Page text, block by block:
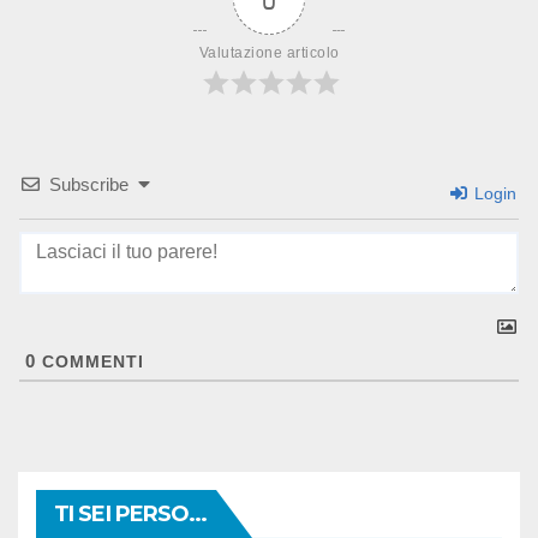
Valutazione articolo
Subscribe Login
0 COMMENTI
TI SEI PERSO...